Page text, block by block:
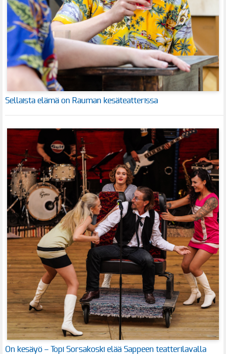
Sellaista elämä on Rauman kesäteatterissa
On kesäyö – Topi Sorsakoski elää Sappeen teatterilavalla